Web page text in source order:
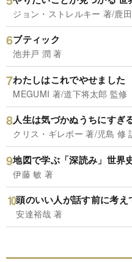
ジョン・ストレルキー 著/鹿
ブティック
池井戸 潤 著
わたしはこれでやせました
MEGUMI 著/道下将太郎 監修
人生は気づかぬうちにすぎ
クリス・ギレボー 著/児島 修
地図で学ぶ「深読み」世界
伊藤 敏 著
頭のいい人が話す前に考え
安達裕哉 著